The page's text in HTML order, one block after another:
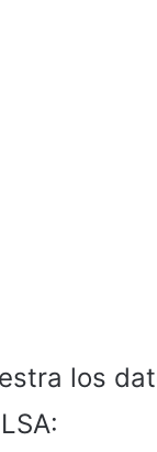
los